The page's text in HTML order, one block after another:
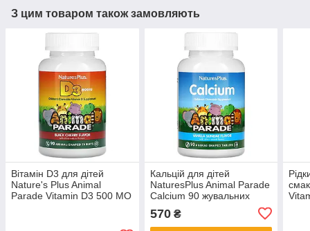
З цим товаром також замовляють
Вітамін D3 для дітей
Nature's Plus Animal
Parade Vitamin D3 500 МО
Кальцій для дітей
NaturesPlus Animal Parade
Calcium 90 жувальних
таблеток у формі тварин
570₴